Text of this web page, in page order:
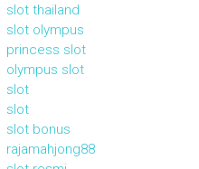
slot thailand
slot olympus
princess slot
olympus slot
slot
slot
slot bonus
rajamahjong88